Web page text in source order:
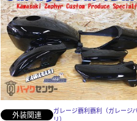
外装関連
ガレージ覇利覇利（ガレージ
リ）